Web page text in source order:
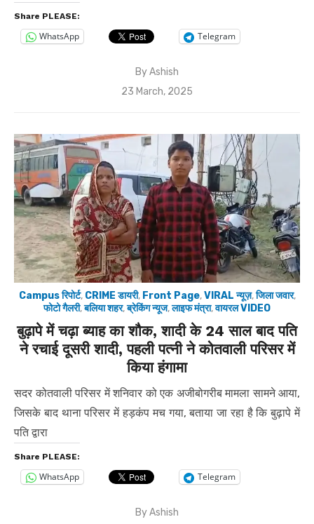
Share PLEASE:
WhatsApp Telegram
ByAshish
Posted
23 March, 2025
Campus रिपोर्ट, CRIME डायरी, Front Page,VIRAL न्यूज़,जिला जवार,
फोटो गैलरी,बलिया शहर,ब्रेकिंग न्यूज,लाइफ मंत्रा,वायरल VIDEO
बुढ़ापे में चढ़ा ब्याह का शौक, शादी के 24 साल बाद पति
ने रचाई दूसरी शादी, पहली पत्नी ने कोतवाली परिसर में
किया हंगामा
सदर कोतवाली परिसर में शनिवार को एक अजीबोगरीब मामला सामने आया,
जिसके बाद थाना परिसर में हड़कंप मच गया, बताया जा रहा है कि बुढ़ापे में
पति द्वारा
Share PLEASE:
WhatsApp Telegram
ByAshish